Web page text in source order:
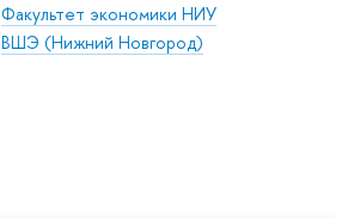
Факультет экономики НИУ
ВШЭ (Нижний Новгород)